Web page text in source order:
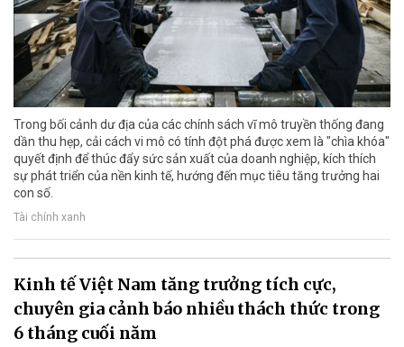
Trong bối cảnh dư địa của các chính sách vĩ mô truyền thống đang
dần thu hẹp, cải cách vi mô có tính đột phá được xem là "chìa khóa"
quyết định để thúc đẩy sức sản xuất của doanh nghiệp, kích thích
sự phát triển của nền kinh tế, hướng đến mục tiêu tăng trưởng hai
con số.
Tài chính xanh
Kinh tế Việt Nam tăng trưởng tích cực,
chuyên gia cảnh báo nhiều thách thức trong
6 tháng cuối năm